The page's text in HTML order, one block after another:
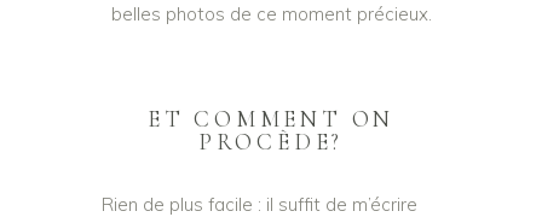
belles photos de ce moment précieux.
ET COMMENT ON
PROCÈDE?
Rien de plus facile : il suffit de m’écrire